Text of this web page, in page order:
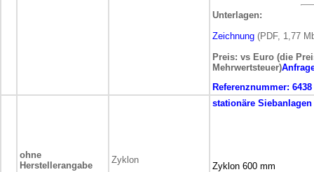
Unterlagen:
Zeichnung (PDF, 1,77
Preis: vs Euro (die
Mehrwertsteuer)
Referenznummer: 6438
ohne
Herstellerangabe
Zyklon
stationäre Siebanlagen
Zyklon 600 mm